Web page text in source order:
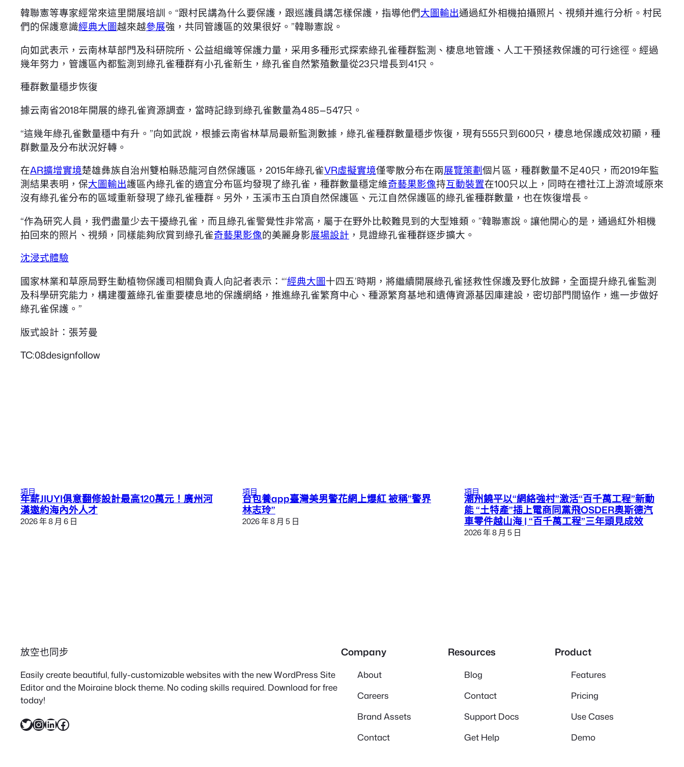
韓聯憲等專家經常來這里開展培訓。“跟村民講為什么要保護，跟巡護員講怎樣保護，指導他們大圖輸出通過紅外相機拍攝照片、視頻并進行分析。村民
們的保護意識經典大圖越來越參展強，共同管護區的效果很好。”韓聯憲說。
向如武表示，云南林草部門及科研院所、公益組織等保護力量，采用多種形式探索綠孔雀種群監測、棲息地管護、人工干預拯救保護的可行途徑。經過
幾年努力，管護區內都監測到綠孔雀種群有小孔雀新生，綠孔雀自然繁殖數量從23只增長到41只。
種群數量穩步恢復
據云南省2018年開展的綠孔雀資源調查，當時記錄到綠孔雀數量為485—547只。
“這幾年綠孔雀數量穩中有升。”向如武說，根據云南省林草局最新監測數據，綠孔雀種群數量穩步恢復，現有555只到600只，棲息地保護成效初顯，種
群數量及分布狀況好轉。
在AR擴增實境楚雄彝族自治州雙柏縣恐龍河自然保護區，2015年綠孔雀VR虛擬實境僅零散分布在兩展覽策劃個片區，種群數量不足40只，而2019年監
測結果表明，保大圖輸出護區內綠孔雀的適宜分布區均發現了綠孔雀，種群數量穩定維奇藝果影像持互動裝置在100只以上，同時在禮社江上游流域原來
沒有綠孔雀分布的區域重新發現了綠孔雀種群。另外，玉溪市玉白頂自然保護區、元江自然保護區的綠孔雀種群數量，也在恢復增長。
“作為研究人員，我們盡量少去干擾綠孔雀，而且綠孔雀警覺性非常高，屬于在野外比較難見到的大型雉類。”韓聯憲說。讓他開心的是，通過紅外相機
拍回來的照片、視頻，同樣能夠欣賞到綠孔雀奇藝果影像的美麗身影展場設計 ，見證綠孔雀種群逐步擴大。
沈浸式體驗
國家林業和草原局野生動植物保護司相關負責人向記者表示：“‘經典大圖十四五’時期，將繼續開展綠孔雀拯救性保護及野化放歸，全面提升綠孔雀監測
及科學研究能力，構建覆蓋綠孔雀重要棲息地的保護網絡，推進綠孔雀繁育中心、種源繁育基地和遺傳資源基因庫建設，密切部門間協作，進一步做好
綠孔雀保護。”
版式設計：張芳曼
TC:08designfollow
項目
年薪JIUYI俱意翻修設計最高120萬元！廣州河
漢邀約海內外人才
2026 年 8 月 6 日
項目
台包養app臺灣美男警花網上爆紅 被稱”警界
林志玲”
2026 年 8 月 5 日
項目
潮州饒平以“網絡強村”激活“百千萬工程”新動
能 “土特產”插上電商同黨飛OSDER奧斯德汽
車零件越山海 | “百千萬工程”三年頭見成效
2026 年 8 月 5 日
放空也同步
Easily create beautiful, fully-customizable websites with the new WordPress Site
Editor and the Moiraine block theme. No coding skills required. Download for free
today!
X InstagramLinkedIn Facebook
Company
About
Careers
Brand Assets
Contact
Resources
Blog
Contact
Support Docs
Get Help
Product
Features
Pricing
Use Cases
Demo